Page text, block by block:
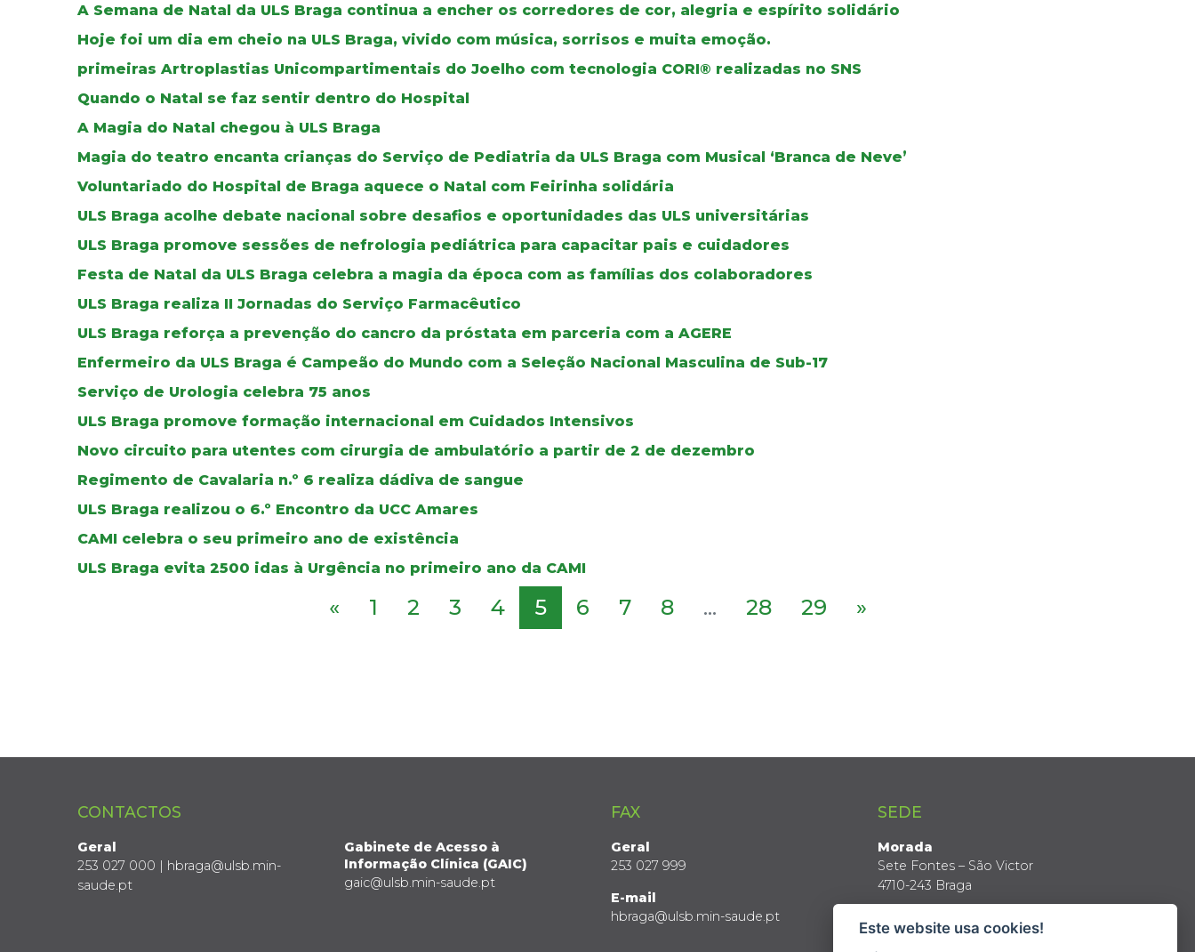
A Semana de Natal da ULS Braga continua a encher os corredores de cor, alegria e espírito solidário
Hoje foi um dia em cheio na ULS Braga, vivido com música, sorrisos e muita emoção.
primeiras Artroplastias Unicompartimentais do Joelho com tecnologia CORI® realizadas no SNS
Quando o Natal se faz sentir dentro do Hospital
A Magia do Natal chegou à ULS Braga
Magia do teatro encanta crianças do Serviço de Pediatria da ULS Braga com Musical ‘Branca de Neve’
Voluntariado do Hospital de Braga aquece o Natal com Feirinha solidária
ULS Braga acolhe debate nacional sobre desafios e oportunidades das ULS universitárias
ULS Braga promove sessões de nefrologia pediátrica para capacitar pais e cuidadores
Festa de Natal da ULS Braga celebra a magia da época com as famílias dos colaboradores
ULS Braga realiza II Jornadas do Serviço Farmacêutico
ULS Braga reforça a prevenção do cancro da próstata em parceria com a AGERE
Enfermeiro da ULS Braga é Campeão do Mundo com a Seleção Nacional Masculina de Sub-17
Serviço de Urologia celebra 75 anos
ULS Braga promove formação internacional em Cuidados Intensivos
Novo circuito para utentes com cirurgia de ambulatório a partir de 2 de dezembro
Regimento de Cavalaria n.º 6 realiza dádiva de sangue
ULS Braga realizou o 6.º Encontro da UCC Amares
CAMI celebra o seu primeiro ano de existência
ULS Braga evita 2500 idas à Urgência no primeiro ano da CAMI
« 1 2 3 4 5 6 7 8 ... 28 29 »
CONTACTOS
Geral
253 027 000 | hbraga@ulsb.min-
saude.pt
Gabinete de Acesso à
Informação Clínica (GAIC)
gaic@ulsb.min-saude.pt
FAX
Geral
253 027 999
E-mail
hbraga@ulsb.min-saude.pt
SEDE
Morada
Sete Fontes – São Victor
4710-243 Braga
Latitude: 41º 34’ N
Este website usa cookies!